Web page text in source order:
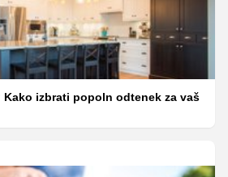
Kako izbrati popoln odtenek za vaš